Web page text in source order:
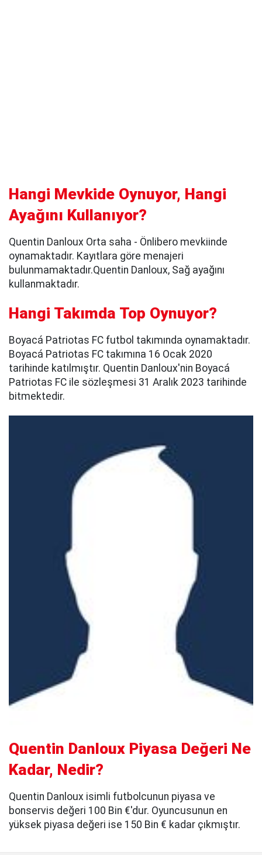
Hangi Mevkide Oynuyor, Hangi
Ayağını Kullanıyor?
Quentin Danloux Orta saha - Önlibero mevkiinde
oynamaktadır. Kayıtlara göre menajeri
bulunmamaktadır.Quentin Danloux, Sağ ayağını
kullanmaktadır.
Hangi Takımda Top Oynuyor?
Boyacá Patriotas FC futbol takımında oynamaktadır.
Boyacá Patriotas FC takımına 16 Ocak 2020
tarihinde katılmıştır. Quentin Danloux'nin Boyacá
Patriotas FC ile sözleşmesi 31 Aralık 2023 tarihinde
bitmektedir.
Quentin Danloux Piyasa Değeri Ne
Kadar, Nedir?
Quentin Danloux isimli futbolcunun piyasa ve
bonservis değeri 100 Bin €'dur. Oyuncusunun en
yüksek piyasa değeri ise 150 Bin € kadar çıkmıştır.